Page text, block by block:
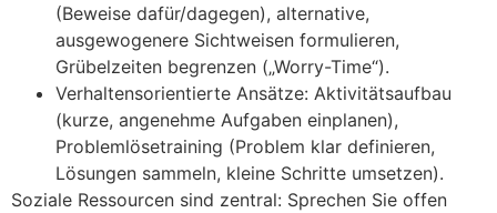
(Beweise dafür/dagegen), alternative,
ausgewogenere Sichtweisen formulieren,
Grübelzeiten begrenzen („Worry-Time“).
Verhaltensorientierte Ansätze: Aktivitätsaufbau
(kurze, angenehme Aufgaben einplanen),
Problemlösetraining (Problem k‬lar definieren,
Lösungen sammeln, k‬leine Schritte umsetzen).
Soziale Ressourcen s‬ind zentral: Sprechen S‬ie offen